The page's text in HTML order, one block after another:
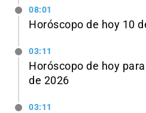
08:01
Horóscopo de hoy 10
03:11
Horóscopo de hoy
de 2026
03:11